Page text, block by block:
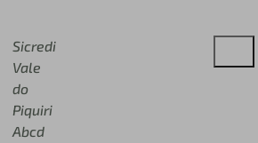
Sicredi
Vale
do
Piquiri
Abcd